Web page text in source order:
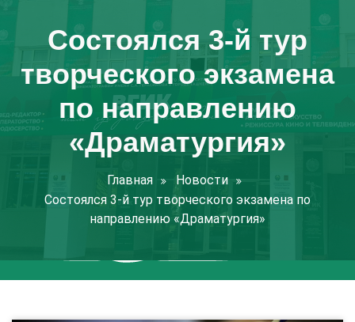
Состоялся 3-й тур
творческого экзамена
по направлению
«Драматургия»
Главная
Новости
Состоялся 3-й тур творческого экзамена по
направлению «Драматургия»